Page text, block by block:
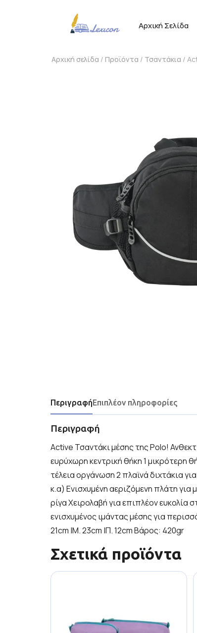
Αρχική Σελίδα
Αρχική σελίδα / Προϊόντα / Τσαντάκια /
ΠεριγραφήΕπιπλέον πληροφορίες
Περιγραφή
Active Τσαντάκι μέσης της Polo!
ευρύχωρη κεντρική θήκη 1 μικρότερη
τέλεια οργάνωση 2 πλαϊνά διχτάκια
κ.α) Ενισχυμένη αεριζόμενη πλάτη
ρίγα Χειρολαβή για επιπλέον
ενισχυμένος ιμάντας μέσης για
21cm |Μ. 23cm |Π. 12cm Βάρος: 420gr
Σχετικά προϊόντα